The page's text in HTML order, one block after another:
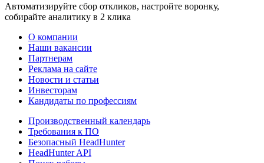
Автоматизируйте сбор откликов, настройте воронку,
собирайте аналитику в 2 клика
О компании
Наши вакансии
Партнерам
Реклама на сайте
Новости и статьи
Инвесторам
Кандидаты по профессиям
Производственный календарь
Требования к ПО
Безопасный HeadHunter
HeadHunter API